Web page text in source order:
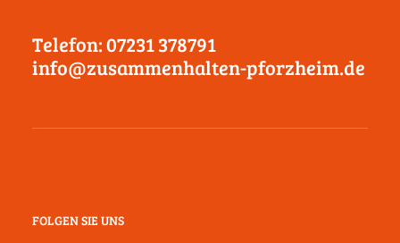
Telefon: 07231 378791
info@zusammenhalten-pforzheim.de
FOLGEN SIE UNS